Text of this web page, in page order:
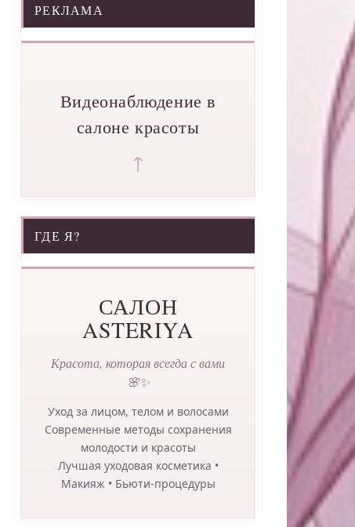
РЕКЛАМА
Видеонаблюдение в
салоне красоты
↑
ГДЕ Я?
САЛОН
ASTERIYA
Красота, которая всегда с вами
🌸✨
Уход за лицом, телом и волосами
Современные методы сохранения
молодости и красоты
Лучшая уходовая косметика •
Макияж • Бьюти-процедуры